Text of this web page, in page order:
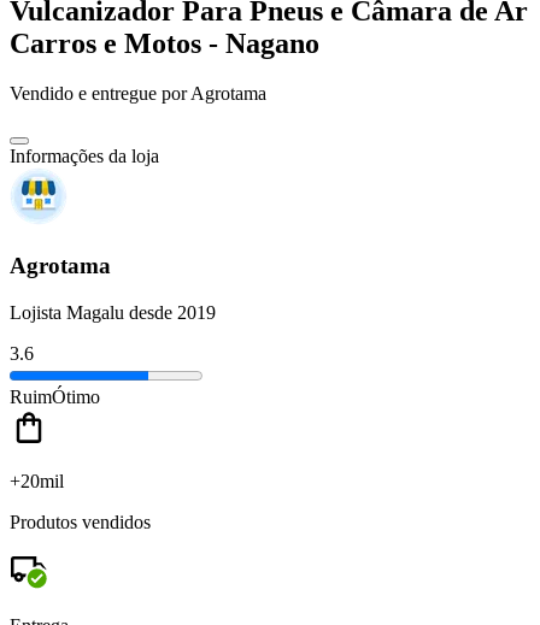
Vulcanizador Para Pneus e Câmara de Ar
Carros e Motos - Nagano
Vendido e entregue porAgrotama
Informações da loja
Agrotama
Lojista Magalu desde 2019
3.6
RuimÓtimo
+20mil
Produtos vendidos